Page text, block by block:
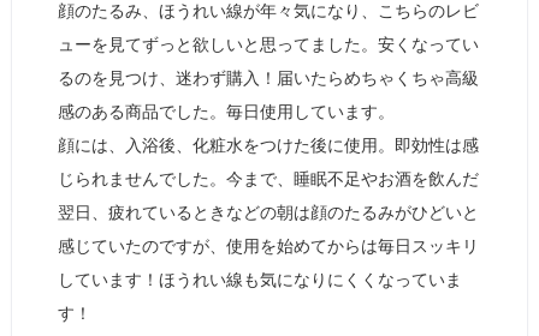
顔のたるみ、ほうれい線が年々気になり、こちらのレビ
ューを見てずっと欲しいと思ってました。安くなってい
るのを見つけ、迷わず購入！届いたらめちゃくちゃ高級
感のある商品でした。毎日使用しています。
顔には、入浴後、化粧水をつけた後に使用。即効性は感
じられませんでした。今まで、睡眠不足やお酒を飲んだ
翌日、疲れているときなどの朝は顔のたるみがひどいと
感じていたのですが、使用を始めてからは毎日スッキリ
しています！ほうれい線も気になりにくくなっていま
す！